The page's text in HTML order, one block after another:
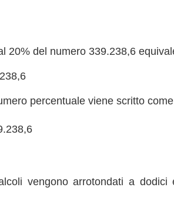
20% del numero 339.238,6
percentuale viene scritto
vengono arrotondati a